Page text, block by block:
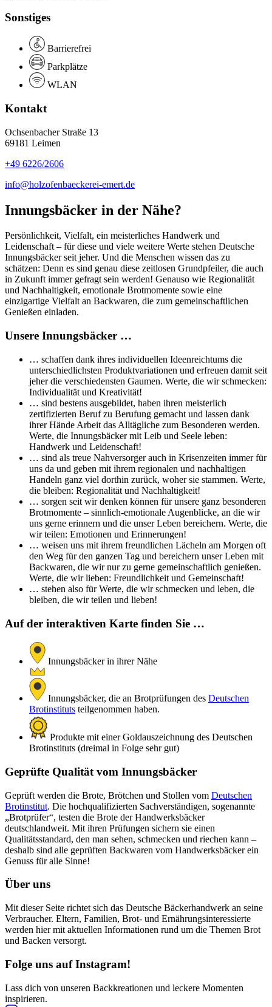
Sonstiges
Barrierefrei
Parkplätze
WLAN
Kontakt
Ochsenbacher Straße 13
69181 Leimen
+49 6226/2606
info@holzofenbaeckerei-emert.de
Innungsbäcker in der Nähe?
Persönlichkeit, Vielfalt, ein meisterliches Handwerk und
Leidenschaft – für diese und viele weitere Werte stehen Deutsche
Innungsbäcker seit jeher. Und die Menschen wissen das zu
schätzen: Denn es sind genau diese zeitlosen Grundpfeiler, die auch
in Zukunft immer gefragt sein werden! Genauso wie Regionalität
und Nachhaltigkeit, emotionale Brotmomente sowie eine
einzigartige Vielfalt an Backwaren, die zum gemeinschaftlichen
Genießen einladen.
Unsere Innungsbäcker …
… schaffen dank ihres individuellen Ideenreichtums die
unterschiedlichsten Produktvariationen und erfreuen damit seit
jeher die verschiedensten Gaumen. Werte, die wir schmecken:
Individualität und Kreativität!
… sind bestens ausgebildet, haben ihren meisterlich
zertifizierten Beruf zu Berufung gemacht und lassen dank
ihrer Hände Arbeit das Alltägliche zum Besonderen werden.
Werte, die Innungsbäcker mit Leib und Seele leben:
Handwerk und Leidenschaft!
… sind als treue Nahversorger auch in Krisenzeiten immer für
uns da und geben mit ihrem regionalen und nachhaltigen
Handeln ganz viel dorthin zurück, woher sie stammen. Werte,
die bleiben: Regionalität und Nachhaltigkeit!
… sorgen seit wir denken können für unsere ganz besonderen
Brotmomente – sinnlich-emotionale Augenblicke, an die wir
uns gerne erinnern und die unser Leben bereichern. Werte, die
wir teilen: Emotionen und Erinnerungen!
… weisen uns mit ihrem freundlichen Lächeln am Morgen oft
den Weg für den ganzen Tag und bereichern unser Leben mit
Backwaren, die wir nur zu gerne gemeinschaftlich genießen.
Werte, die wir lieben: Freundlichkeit und Gemeinschaft!
… stehen also für Werte, die wir schmecken und leben, die
bleiben, die wir teilen und lieben!
Auf der interaktiven Karte finden Sie …
Innungsbäcker in ihrer Nähe
Innungsbäcker, die an Brotprüfungen des Deutschen
Brotinstituts teilgenommen haben.
Produkte mit einer Goldauszeichnung des Deutschen
Brotinstituts (dreimal in Folge sehr gut)
Geprüfte Qualität vom Innungsbäcker
Geprüft werden die Brote, Brötchen und Stollen vom Deutschen
Brotinstitut. Die hochqualifizierten Sachverständigen, sogenannte
„Brotprüfer“, testen die Brote der Handwerksbäcker
deutschlandweit. Mit ihren Prüfungen sichern sie einen
Qualitätsstandard, den man sehen, schmecken und riechen kann –
deshalb sind alle geprüften Backwaren vom Handwerksbäcker ein
Genuss für alle Sinne!
Über uns
Mit dieser Seite richtet sich das Deutsche Bäckerhandwerk an seine
Verbraucher. Eltern, Familien, Brot- und Ernährungsinteressierte
werden hier mit aktuellen Informationen rund um die Themen Brot
und Backen versorgt.
Folge uns auf Instagram!
Lass dich von unseren Backkreationen und leckere Momenten
inspirieren.